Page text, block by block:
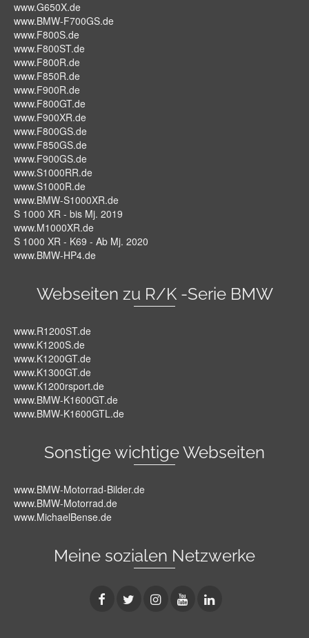
www.G650X.de
www.BMW-F700GS.de
www.F800S.de
www.F800ST.de
www.F800R.de
www.F850R.de
www.F900R.de
www.F800GT.de
www.F900XR.de
www.F800GS.de
www.F850GS.de
www.F900GS.de
www.S1000RR.de
www.S1000R.de
www.BMW-S1000XR.de
S 1000 XR - bis Mj. 2019
www.M1000XR.de
S 1000 XR - K69 - Ab Mj. 2020
www.BMW-HP4.de
Webseiten zu R/K -Serie BMW
www.R1200ST.de
www.K1200S.de
www.K1200GT.de
www.K1300GT.de
www.K1200rsport.de
www.BMW-K1600GT.de
www.BMW-K1600GTL.de
Sonstige wichtige Webseiten
www.BMW-Motorrad-Bilder.de
www.BMW-Motorrad.de
www.MichaelBense.de
Meine sozialen Netzwerke